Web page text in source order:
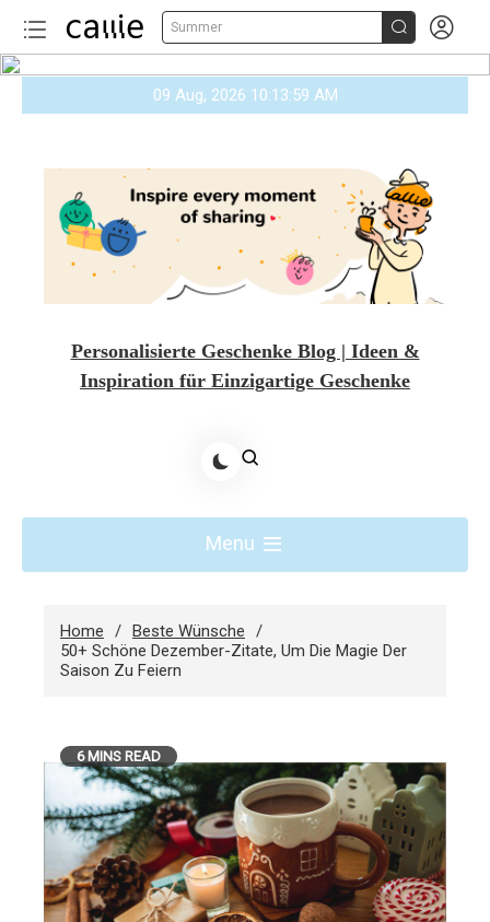
Summer  
09 Aug, 2026 10:14:00 AM
Personalisierte Geschenke Blog | Ideen &
Inspiration für Einzigartige Geschenke
Menu
Home
Beste Wünsche
50+ Schöne Dezember-Zitate, Um Die Magie Der
Saison Zu Feiern
6 MINS READ